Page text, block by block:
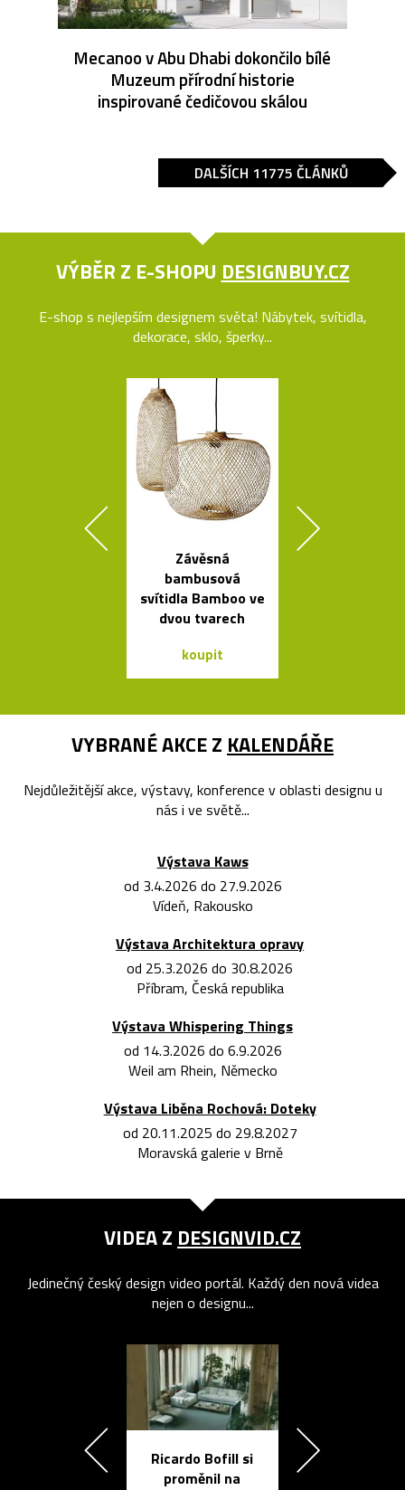
Mecanoo v Abu Dhabi dokončilo bílé
Muzeum přírodní historie
inspirované čedičovou skálou
DALŠÍCH 11775 ČLÁNKŮ
VÝBĚR Z E-SHOPU DESIGNBUY.CZ
E-shop s nejlepším designem světa! Nábytek, svítidla,
dekorace, sklo, šperky...
Závěsná
bambusová
svítidla Bamboo ve
dvou tvarech
koupit
VYBRANÉ AKCE Z KALENDÁŘE
Nejdůležitější akce, výstavy, konference v oblasti designu u
nás i ve světě...
Výstava Kaws
od 3.4.2026 do 27.9.2026
Vídeň, Rakousko
Výstava Architektura opravy
od 25.3.2026 do 30.8.2026
Příbram, Česká republika
Výstava Whispering Things
od 14.3.2026 do 6.9.2026
Weil am Rhein, Německo
Výstava Liběna Rochová: Doteky
od 20.11.2025 do 29.8.2027
Moravská galerie v Brně
VIDEA Z DESIGNVID.CZ
Jedinečný český design video portál. Každý den nová videa
nejen o designu...
Ricardo Bofill si
proměnil na